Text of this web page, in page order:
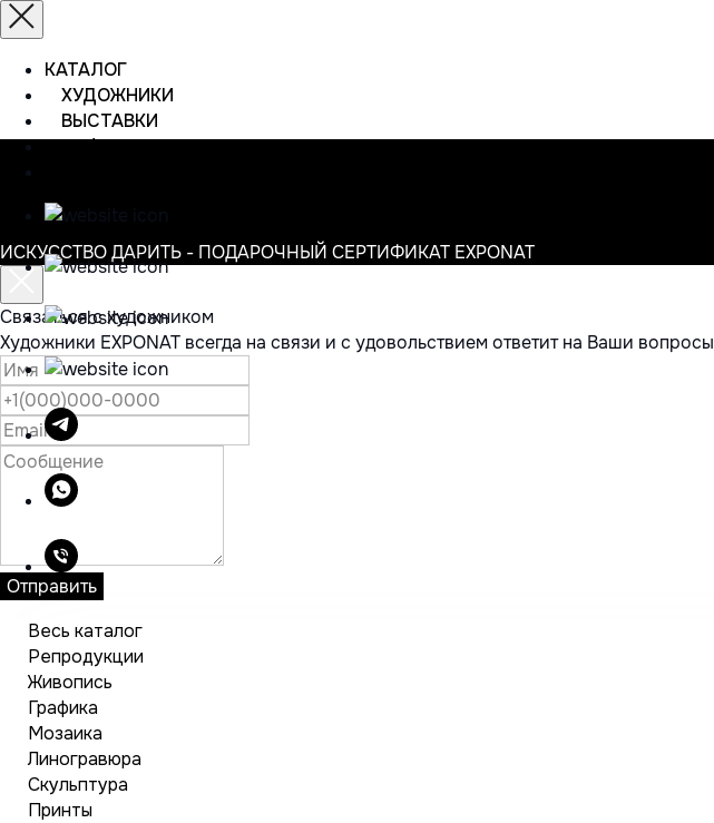
КАТАЛОГ
ХУДОЖНИКИ
ВЫСТАВКИ
ИНФОРМАЦИЯ
ИСКУССТВО ДАРИТЬ - ПОДАРОЧНЫЙ СЕРТИФИКАТ EXPONAT
Связаться с художником
Художники EXPONAT всегда на связи и с удовольствием ответит на Ваши вопросы
Отправить
Весь каталог
Репродукции
Живопись
Графика
Мозаика
Линогравюра
Скульптура
Принты